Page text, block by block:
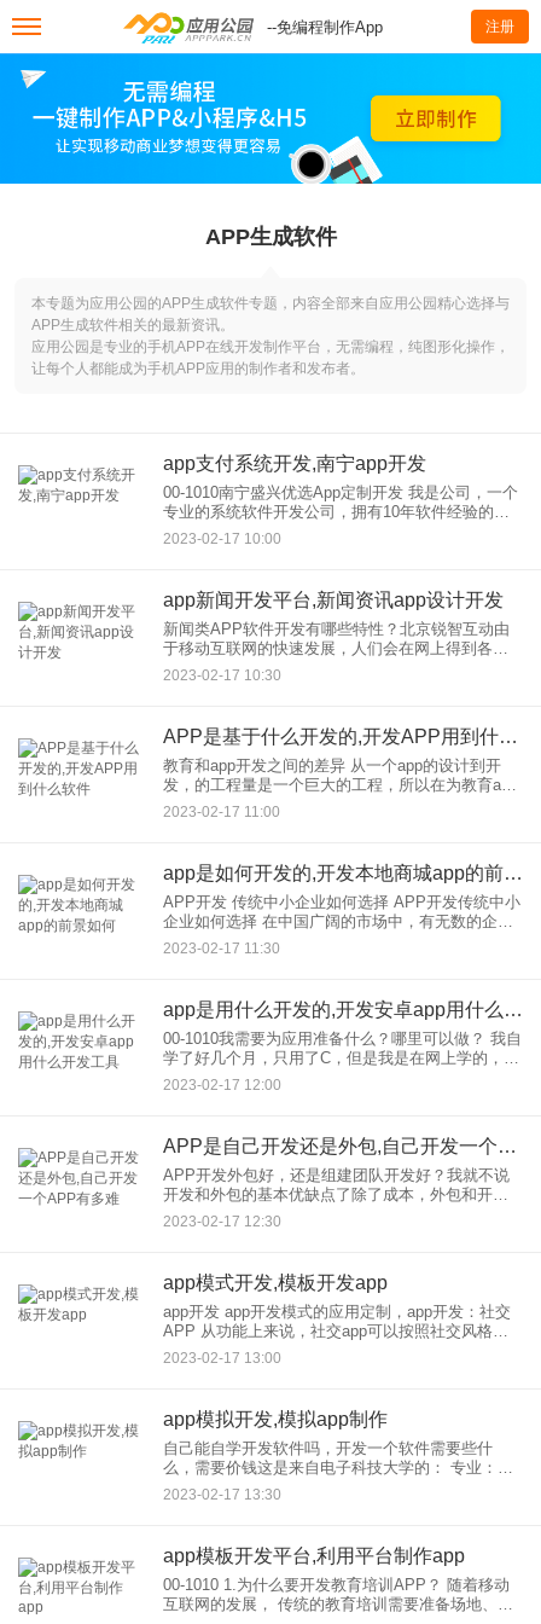
--免编程制作App 注册
APP生成软件
本专题为应用公园的APP生成软件专题，内容全部来自应用公园精心选择与
APP生成软件相关的最新资讯。
应用公园是专业的手机APP在线开发制作平台，无需编程，纯图形化操作，
让每个人都能成为手机APP应用的制作者和发布者。
app支付系统开发,南宁app开发
00-1010南宁盛兴优选App定制开发 我是公司，一个
专业的系统软件开发公司，拥有10年软件经验的开
发开发团队和100多人的专业服务团队：以技术开发
为核心业务，提供专业的白皮书、项目策划、宣传
2023-02-17 10:00
app新闻开发平台,新闻资讯app设计开发
新闻类APP软件开发有哪些特性？北京锐智互动由
于移动互联网的快速发展，人们会在网上得到各种
各样的资讯，但很难判断这些资讯是真是假。判断
信息真假需要一定的时间，生活中很多人都喜欢浏
2023-02-17 10:30
APP是基于什么开发的,开发APP用到什么软件
教育和app开发之间的差异 从一个app的设计到开
发，的工程量是一个巨大的工程，所以在为教育app
开发，使用在线教育网站的源代码时，有必要提前
做好所有的计划。对于初学者来说，在选择编程语
2023-02-17 11:00
app是如何开发的,开发本地商城app的前景如何
APP开发 传统中小企业如何选择 APP开发传统中小
企业如何选择 在中国广阔的市场中，有无数的企
业，和中小传统企业是支撑国民生活的中流砥柱和
人民就业稳定的重要途径。然而，随着互联网经济
2023-02-17 11:30
app是用什么开发的,开发安卓app用什么开发工具
00-1010我需要为应用准备什么？哪里可以做？ 我自
学了好几个月，只用了C，但是我是在网上学的，所
以我大概会告诉你听听，给你介绍一下JAVA。 首先
要有编程语言的基础，比如C，或者直接
2023-02-17 12:00
APP是自己开发还是外包,自己开发一个APP有多难
APP开发外包好，还是组建团队开发好？我就不说
开发和外包的基本优缺点了除了成本，外包和开发
较大的区别就是内容安全和后期维护。 为数不多，
安全 我觉得外包给软件公司不安全，开发，公司等
2023-02-17 12:30
app模式开发,模板开发app
app开发 app开发模式的应用定制，app开发：社交
APP 从功能上来说，社交app可以按照社交风格分
为以下三类：移动IM、SNS和LBS，按照关系风格
分为熟人社交和陌生社交，语音和app。开发
2023-02-17 13:00
app模拟开发,模拟app制作
自己能自学开发软件吗，开发一个软件需要些什
么，需要价钱这是来自电子科技大学的： 专业：软
件工程 相关课程：大学英语、高等数学、计算机应
用基础、应用文写作、C语言、电路分析基础、模拟
2023-02-17 13:30
app模板开发平台,利用平台制作app
00-1010 1.为什么要开发教育培训APP？ 随着移动
互联网的发展， 传统的教育培训需要准备场地、师